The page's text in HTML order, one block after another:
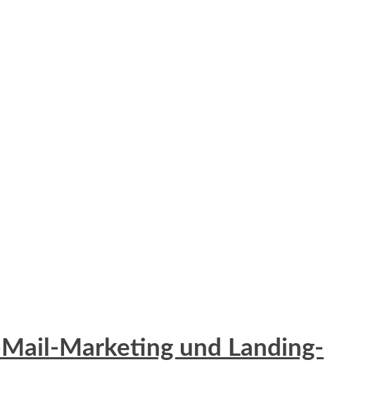
Marketing und Landing-